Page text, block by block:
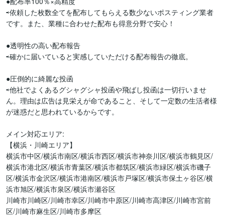
⇨依頼した枚数全てを配布してもらえる数少ないポスティング業者
です。また、業種に合わせた配布も得意分野で安心！
●透明性の高い配布報告
⇨確かに届いていると実感していただける配布報告の徹底。
●圧倒的に綺麗な投函
⇨他社でよくあるグシャグシャ投函や飛ばし投函は一切行いませ
ん。理由は広告は見栄えが命であること、そして一定数の生活者様
が迷惑だと思われているからです。
メイン対応エリア:
【横浜・川崎エリア】
横浜市中区/横浜市南区/横浜市西区/横浜市神奈川区/横浜市鶴見区/
横浜市港北区/横浜市青葉区/横浜市都筑区/横浜市緑区/横浜市磯子
区/横浜市金沢区/横浜市港南区/横浜市戸塚区/横浜市保土ヶ谷区/横
浜市旭区/横浜市泉区/横浜市瀬谷区
川崎市川崎区/川崎市幸区/川崎市中原区/川崎市高津区/川崎市宮前
区/川崎市麻生区/川崎市多摩区